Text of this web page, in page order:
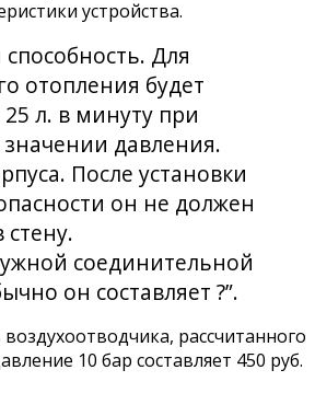
устройства.
Для
отопления будет
л. в минуту при
давления.
После установки
он не должен
стену.
соединительной
он составляет ?”.
рассчитанного
10 бар составляет 450 руб.